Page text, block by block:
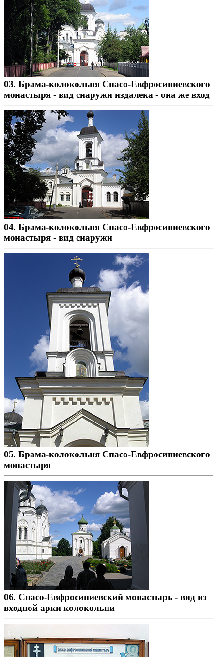
03. Брама-колокольня Спасо-Евфросиниевского
монастыря - вид снаружи издалека - она же вход
04. Брама-колокольня Спасо-Евфросиниевского
монастыря - вид снаружи
05. Брама-колокольня Спасо-Евфросиниевского
монастыря
06. Спасо-Евфросиниевский монастырь - вид из
входной арки колокольни